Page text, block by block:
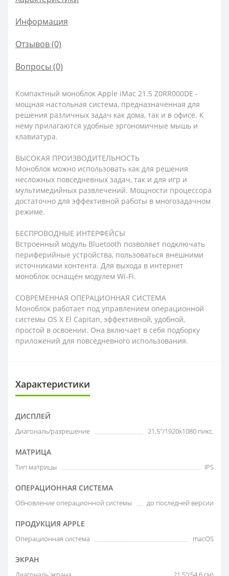
Информация
Отзывов (0)
Вопросы (0)
Компактный моноблок Apple iMac 21.5 Z0RR000DE -
мощная настольная система, предназначенная для
решения различных задач как дома, так и в офисе. К
нему прилагаются удобные эргономичные мышь и
клавиатура.
ВЫСОКАЯ ПРОИЗВОДИТЕЛЬНОСТЬ
Моноблок можно использовать как для решения
несложных повседневных задач, так и для игр и
мультимедийных развлечений. Мощности процессора
достаточно для эффективной работы в многозадачном
режиме.
БЕСПРОВОДНЫЕ ИНТЕРФЕЙСЫ
Встроенный модуль Bluetooth позволяет подключать
периферийные устройства, пользоваться внешними
источниками контента. Для выхода в интернет
моноблок оснащён модулем Wi-Fi.
СОВРЕМЕННАЯ ОПЕРАЦИОННАЯ СИСТЕМА
Моноблок работает под управлением операционной
системы OS X El Capitan, эффективной, удобной,
простой в освоении. Она включает в себя подборку
приложений для повседневного использования.
Характеристики
ДИСПЛЕЙ
Диагональ/разрешение 21.5"/1920x1080 пикс.
МАТРИЦА
Тип матрицы IPS
ОПЕРАЦИОННАЯ СИСТЕМА
Обновление операционной системы до последней версии
ПРОДУКЦИЯ APPLE
Операционная система macOS
ЭКРАН